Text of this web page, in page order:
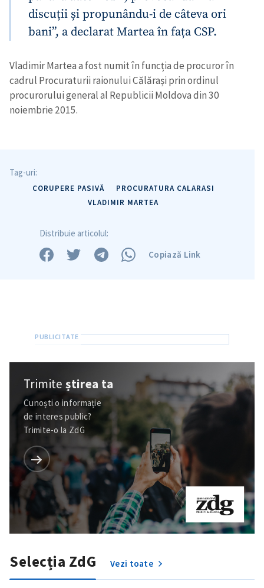
Trimite o informație
Despre ZdG
in English
на русском
discuții și propunându-i de câteva ori
bani”, a declarat Martea în fața CSP.
Vladimir Martea a fost numit în funcția de procuror în
cadrul Procuraturii raionului Călărași prin ordinul
procurorului general al Republicii Moldova din 30
noiembrie 2015.
Tag-uri:
CORUPERE PASIVĂ
PROCURATURA CALARASI
VLADIMIR MARTEA
Distribuie articolul:
Copiază Link
Trimiteștirea ta
Cunoști o informație
de interes public?
Trimite-o la ZdG
Selecția ZdG Vezi toate